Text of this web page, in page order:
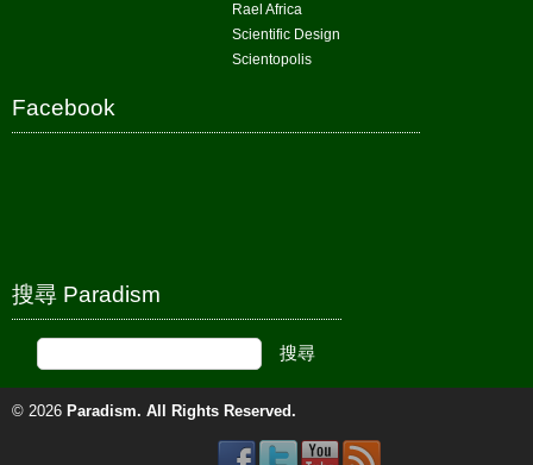
Rael Africa
Scientific Design
Scientopolis
Facebook
搜尋 Paradism
© 2026 Paradism. All Rights Reserved.